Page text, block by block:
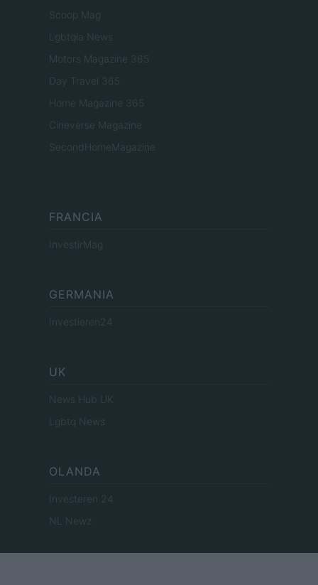
Scoop Mag
Lgbtqia News
Motors Magazine 365
Day Travel 365
Home Magazine 365
Cineverse Magazine
SecondHomeMagazine
FRANCIA
InvestirMag
GERMANIA
Investieren24
UK
News Hub UK
Lgbtq News
OLANDA
Investeren 24
NL Newz